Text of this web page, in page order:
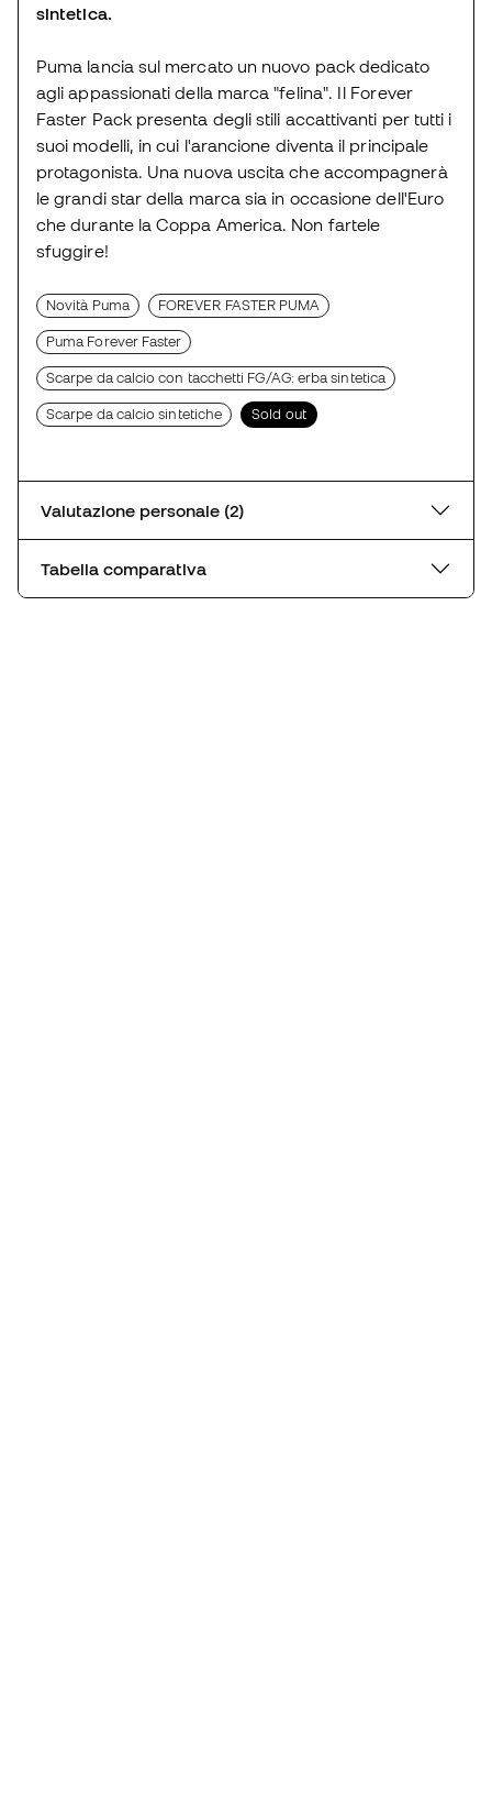
sintetica.
Puma lancia sul mercato un nuovo pack dedicato
agli appassionati della marca "felina". Il Forever
Faster Pack presenta degli stili accattivanti per tutti i
suoi modelli, in cui l'arancione diventa il principale
protagonista. Una nuova uscita che accompagnerà
le grandi star della marca sia in occasione dell'Euro
che durante la Coppa America. Non fartele
sfuggire!
Novità Puma FOREVER FASTER PUMA
Puma Forever Faster
Scarpe da calcio con tacchetti FG/AG: erba sintetica
Scarpe da calcio sintetiche Sold out
Valutazione personale (2)
Tabella comparativa